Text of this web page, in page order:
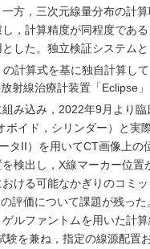
方，三次元線量分布の計
，計算精度が同程度であ
した。独立検証システム
の計算式を基に独自計算し
射線治療計装置「Eclipse
み込み，2022年9月より臨
イド，シリンダー）と実
タII）を用いてCT画像上の
検出し，X線マーカー位置
ける可能なかぎりのコミ
評価について課題が残っ
ルファントムを用いた計
を兼ね，指定の線源配置